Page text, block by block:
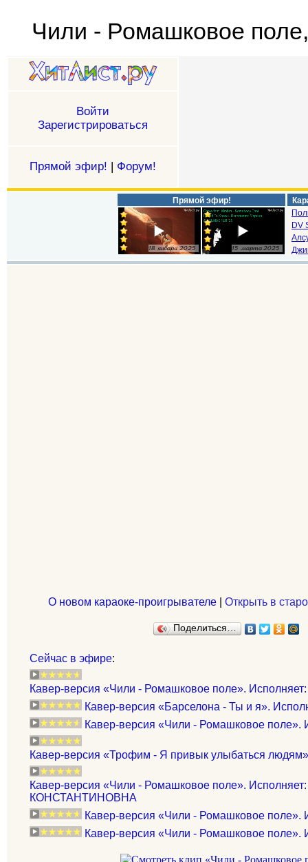
Чили - Ромашковое
Войти
Зарегистрироваться
Прямой эфир! | Форум!
Прямой эфир!
DV
О новом караоке-проигрывателе| Открыть в
Поделиться…
Сейчас в эфире:
Кавер-версия «Чили - Ромашковое поле». Исполняет:
Кавер-версия «Барселона - Ты и я».
Кавер-версия «Чили - Ромашковое поле».
Кавер-версия «Трофим - Я привык улыбаться
Кавер-версия «Чили - Ромашковое поле».
КОНСТАНТИНОВНА
Кавер-версия «Чили - Ромашковое поле».
Кавер-версия «Чили - Ромашковое поле».